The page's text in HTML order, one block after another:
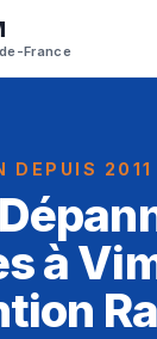
France
DEPUIS 2011
à